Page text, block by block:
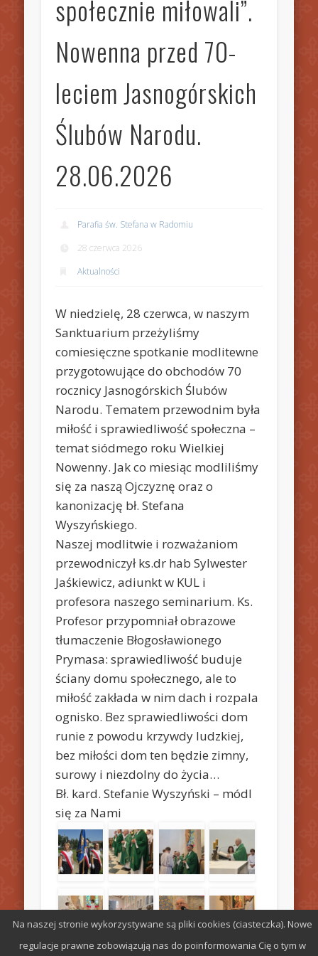
społecznie miłowali”.
Nowenna przed 70-
leciem Jasnogórskich
Ślubów Narodu.
28.06.2026
Parafia św. Stefana w Radomiu
28 czerwca 2026
Aktualności
W niedzielę, 28 czerwca, w naszym
Sanktuarium przeżyliśmy
comiesięczne spotkanie modlitewne
przygotowujące do obchodów 70
rocznicy Jasnogórskich Ślubów
Narodu. Tematem przewodnim była
miłość i sprawiedliwość społeczna –
temat siódmego roku Wielkiej
Nowenny. Jak co miesiąc modliliśmy
się za naszą Ojczyznę oraz o
kanonizację bł. Stefana
Wyszyńskiego.
Naszej modlitwie i rozważaniom
przewodniczył ks.dr hab Sylwester
Jaśkiewicz, adiunkt w KUL i
profesora naszego seminarium. Ks.
Profesor przypomniał obrazowe
tłumaczenie Błogosławionego
Prymasa: sprawiedliwość buduje
ściany domu społecznego, ale to
miłość zakłada w nim dach i rozpala
ognisko. Bez sprawiedliwości dom
runie z powodu krzywdy ludzkiej,
bez miłości dom ten będzie zimny,
surowy i niezdolny do życia…
Bł. kard. Stefanie Wyszyński – módl
się za Nami
Na naszej stronie wykorzystywane są pliki cookies (ciasteczka). Nowe
regulacje prawne zobowiązują nas do poinformowania Cię o tym w